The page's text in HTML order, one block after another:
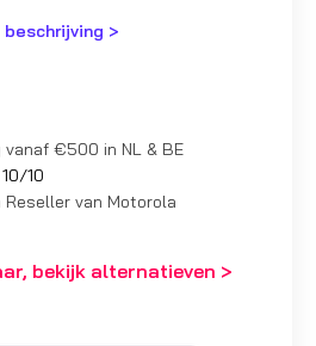
>
vanaf €500 in NL & BE
10
van Motorola
bekijk alternatieven >